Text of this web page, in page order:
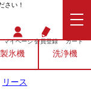
さい！
マイページ会員登録 カート
製氷機 洗浄機
リース